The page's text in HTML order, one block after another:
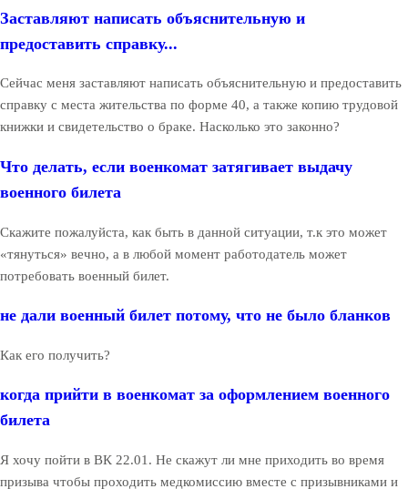
Заставляют написать объяснительную и
предоставить справку...
Сейчас меня заставляют написать объяснительную и предоставить
справку с места жительства по форме 40, а также копию трудовой
книжки и свидетельство о браке. Насколько это законно?
Что делать, если военкомат затягивает выдачу
военного билета
Скажите пожалуйста, как быть в данной ситуации, т.к это может
«тянуться» вечно, а в любой момент работодатель может
потребовать военный билет.
не дали военный билет потому, что не было бланков
Как его получить?
когда прийти в военкомат за оформлением военного
билета
Я хочу пойти в ВК 22.01. Не скажут ли мне приходить во время
призыва чтобы проходить медкомиссию вместе с призывниками и